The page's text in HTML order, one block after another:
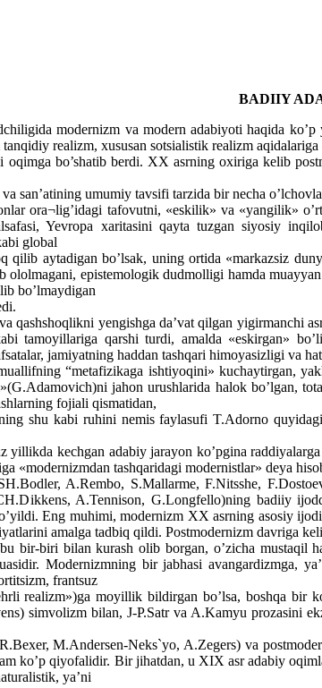
BADIIY
modernizm va modern adabiyoti haqida
realizm, xususan sotsialistik realizm
oqimga bo’shatib berdi. XX asrning oxiriga kelib
san’atining umumiy tavsifi tarzida bir necha
ora¬lig’idagi tafovutni, «eskilik» va «yangilik»
Yevropa xaritasini qayta tuzgan siyosiy
global
qilib aytadigan bo’lsak, uning ortida «markazsiz
ololmagani, epistemologik dudmolligi hamda
bo’lmaydigan
qashshoqlikni yengishga da’vat qilgan yigirmanchi
tamoyillariga qarshi turdi, amalda «eskirgan»
jamiyatning haddan tashqari himoyasizligi va
“metafizikaga ishtiyoqini» kuchaytirgan,
jahon urushlarida halok bo’lgan,
fojiali qismatidan,
shu kabi ruhini nemis faylasufi T.Adorno
yillikda kechgan adabiy jarayon ko’pgina
«modernizmdan tashqaridagi modernistlar» deya
A.Rembo, S.Mallarme, F.Nitsshe,
A.Tennison, G.Longfello)ning badiiy
Eng muhimi, modernizm XX asrning asosiy
amalga tadbiq qildi. Postmodernizm davriga
bir-biri bilan kurash olib borgan, o’zicha mustaqil
Modernizmning bir jabhasi avangardizmga,
frantsuz
realizm»)ga moyillik bildirgan bo’lsa, boshqa bir
simvolizm bilan, J-P.Satr va A.Kamyu prozasini
M.Andersen-Neks`yo, A.Zegers) va
ko’p qiyofalidir. Bir jihatdan, u XIX asr adabiy
ya’ni